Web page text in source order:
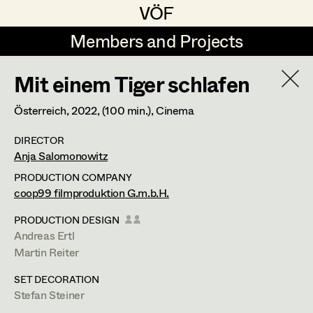
VÖF
VÖF
Members and Projects
Members and Projects
DE EN HOME
Art Department
Costume Department
Retired Members
Honorary Members
Production Design Assistant
Art Direction
Assistant Art Director
Set Decoration
Michael Aberer
Michael Buchart
Jana Druskovic
Andreas Gombotz
Juliane Gstättner
Christian Haizinger
Peter Hofmann
Johanna Högler
Prop Master
1140Wien
Mit einem Tiger schlafen
Österreich,2022, (100 min.), Cinema
DIRECTOR
Anja Salomonowitz
PRODUCTION COMPANY
coop99 filmproduktion G.m.b.H.
PRODUCTION DESIGN
Andreas Ertl
Martin Reiter
SET DECORATION
Stefan Steiner